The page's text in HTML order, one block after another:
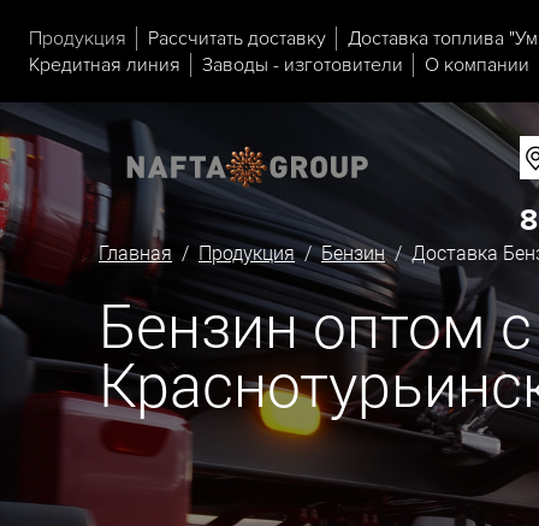
Продукция Рассчитать доставку
Доставка топлива
Кредитная линия
Заводы - изготовители О компании
Главная / Продукция/Бензин/ Доставка
Бензин оптом